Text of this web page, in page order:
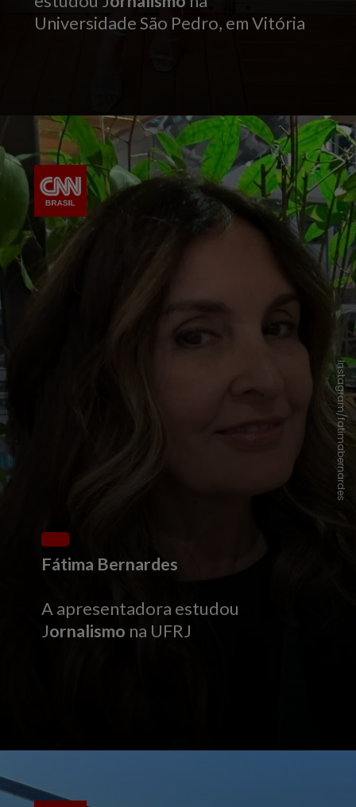
Universidade São Pedro, em Vitória
Fátima Bernardes
A apresentadora estudou
Jornalismo na UFRJ
Instagram/fatimabernardes